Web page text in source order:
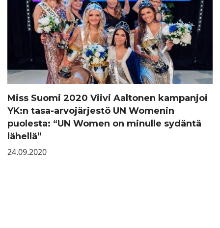
Miss Suomi 2020 Viivi Aaltonen kampanjoi
YK:n tasa-arvojärjestö UN Womenin
puolesta: “UN Women on minulle sydäntä
lähellä”
24.09.2020